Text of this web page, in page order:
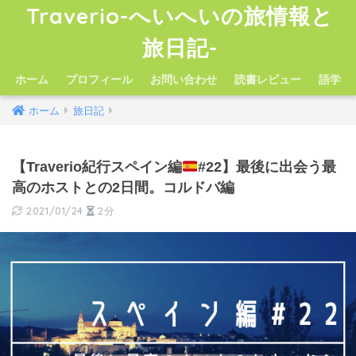
Traverio-へいへいの旅情報と
旅日記-
ホーム プロフィール お問い合わせ 読書レビュー 語学
ホーム 旅日記
【Traverio紀行スペイン編
#22】最後に出会う最
高のホストとの2日間。コルドバ編
2021/01/24 2分